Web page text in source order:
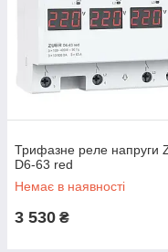
Трифазне реле напруги
D6-63 red
Немає в наявності
3 530 ₴